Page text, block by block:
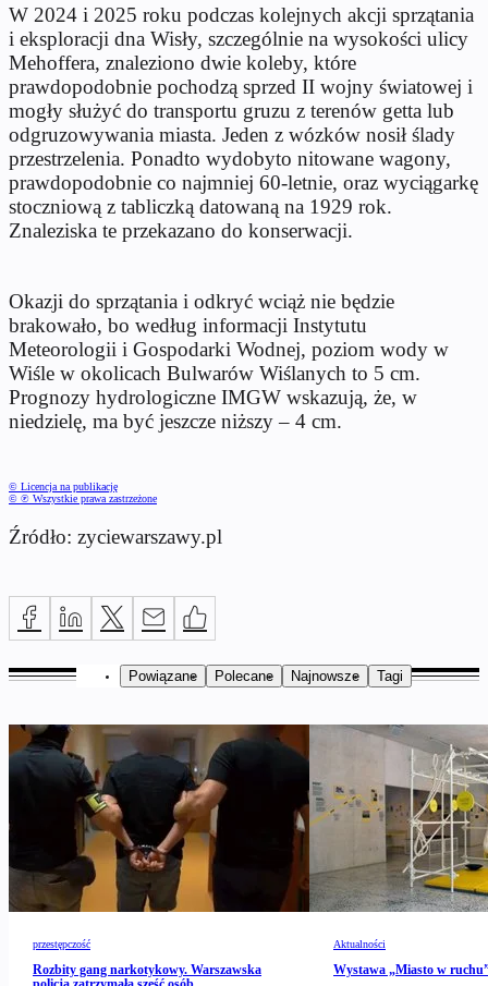
W 2024 i 2025 roku podczas kolejnych akcji sprzątania
i eksploracji dna Wisły, szczególnie na wysokości ulicy
Mehoffera, znaleziono dwie koleby, które
prawdopodobnie pochodzą sprzed II wojny światowej i
mogły służyć do transportu gruzu z terenów getta lub
odgruzowywania miasta. Jeden z wózków nosił ślady
przestrzelenia. Ponadto wydobyto nitowane wagony,
prawdopodobnie co najmniej 60-letnie, oraz wyciągarkę
stoczniową z tabliczką datowaną na 1929 rok.
Znaleziska te przekazano do konserwacji.
Okazji do sprzątania i odkryć wciąż nie będzie
brakowało, bo według informacji Instytutu
Meteorologii i Gospodarki Wodnej, poziom wody w
Wiśle w okolicach Bulwarów Wiślanych to 5 cm.
Prognozy hydrologiczne IMGW wskazują, że, w
niedzielę, ma być jeszcze niższy – 4 cm.
© Licencja na publikację
© ℗ Wszystkie prawa zastrzeżone
Źródło: zyciewarszawy.pl
Powiązane Polecane Najnowsze Tagi
przestępczość
Rozbity gang narkotykowy. Warszawska
Aktualności
Wystawa „Miasto w